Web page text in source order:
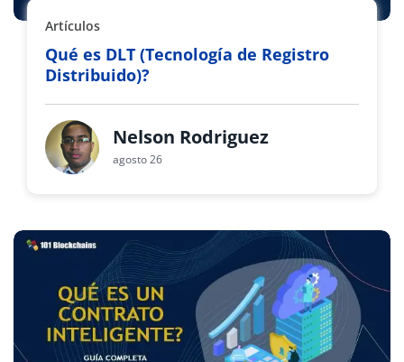
Artículos
Qué es DLT (Tecnología de Registro
Distribuido)?
Nelson Rodriguez
agosto 26